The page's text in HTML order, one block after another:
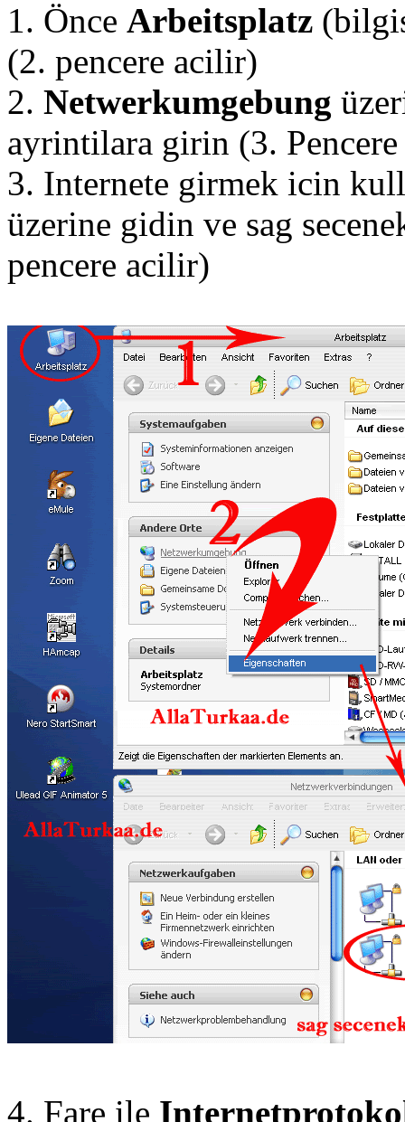
1. Önce Arbeitsplatz
(2. pencere acilir)
2. Netwerkumgebung
ayrintilara girin (3.
3. Internete girmek icin
üzerine gidin ve sag
pencere acilir)
4. Fare ile